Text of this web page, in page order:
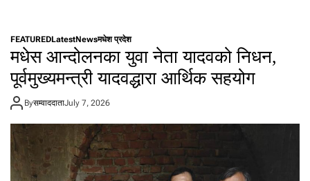
त्यु
र्थी
ला
ज्यो
ट्री
ब
क्स
र
वि
द्या
FEATUREDLatestNewsमधेश प्रदेश
मधेस आन्दोलनका युवा नेता यादवको निधन,
पूर्वमुख्यमन्त्री यादवद्धारा आर्थिक सहयोग
Byसम्वाददाताJuly 7, 2026